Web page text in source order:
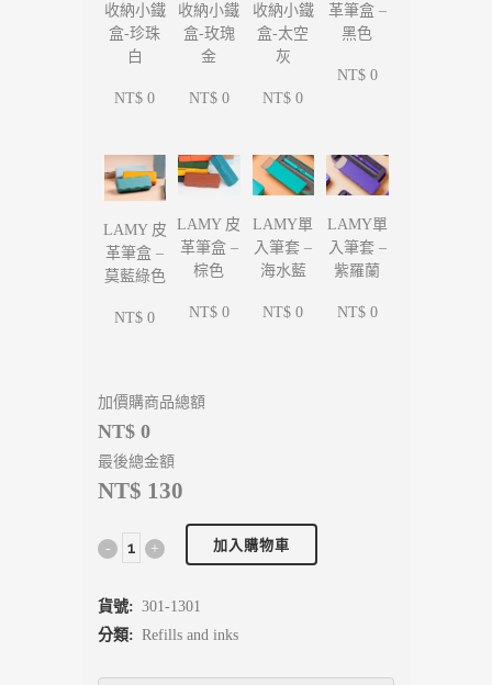
收納小鐵
盒-珍珠
白
NT$ 0
收納小鐵
盒-玫瑰
金
NT$ 0
收納小鐵
盒-太空
灰
NT$ 0
革筆盒 –
黑色
NT$ 0
LAMY 皮
革筆盒 –
莫藍綠色
NT$ 0
LAMY 皮
革筆盒 –
棕色
NT$ 0
LAMY單
入筆套 –
海水藍
NT$ 0
LAMY單
入筆套 –
紫羅蘭
NT$ 0
加價購商品總額
NT$ 0
最後總金額
NT$ 130
加入購物車
貨號: 301-1301
分類: Refills and inks